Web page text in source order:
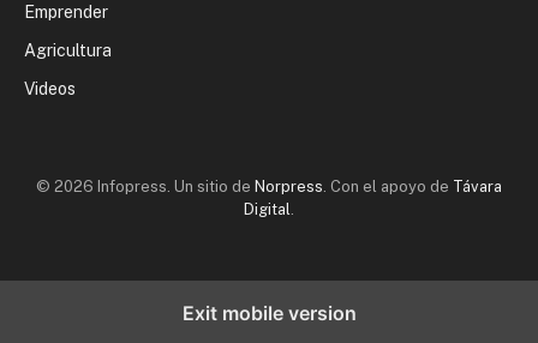
Emprender
Agricultura
Videos
© 2026 Infopress. Un sitio de Norpress . Con el apoyo de Távara
Digital
Exit mobile version